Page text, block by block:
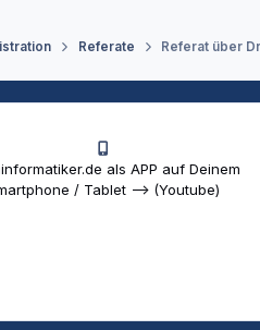
Referate Referat über
als APP auf Deinem
/ Tablet --> (Youtube)